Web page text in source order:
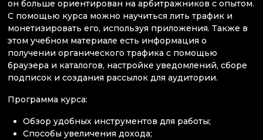
он больше ориентирован на арбитражников с опытом.
С помощью курса можно научиться лить трафик и
монетизировать его, используя приложения. Также в
этом учебном материале есть информация о
получении органического трафика с помощью
браузера и каталогов, настройке уведомлений, сборе
подписок и создания рассылок для аудитории.
Программа курса:
Обзор удобных инструментов для работы;
Способы увеличения дохода;